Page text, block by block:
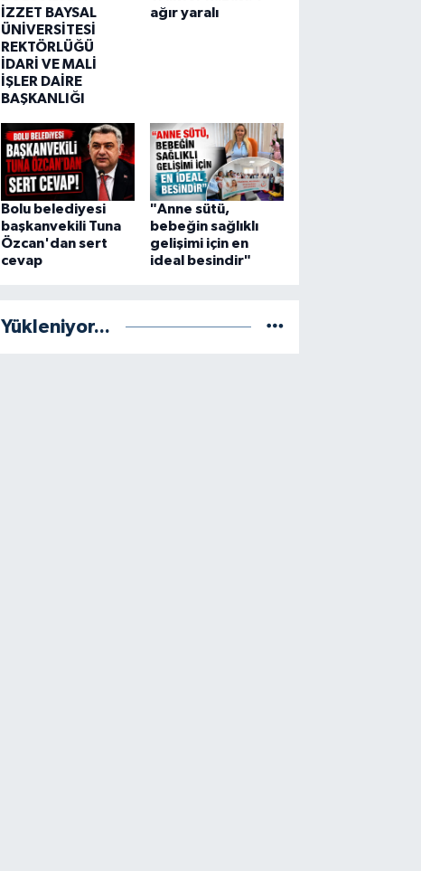
İZZET BAYSAL
ÜNİVERSİTESİ
REKTÖRLÜĞÜ
İDARİ VE MALİ
İŞLER DAİRE
BAŞKANLIĞI
ağır yaralı
Bolu belediyesi
başkanvekili Tuna
Özcan'dan sert
cevap
"Anne sütü,
bebeğin sağlıklı
gelişimi için en
ideal besindir"
Yükleniyor...